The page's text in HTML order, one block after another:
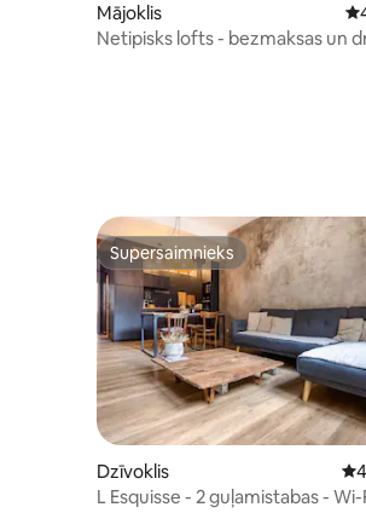
Mājoklis
Netipisks lofts - bezmaksas un
Supersaimnieks
Supersaimnieks
Dzīvoklis
L Esquisse - 2 guļamistabas - Wi-